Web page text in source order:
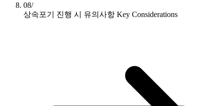
08/
상속포기 진행 시 유의사항 Key Considerations